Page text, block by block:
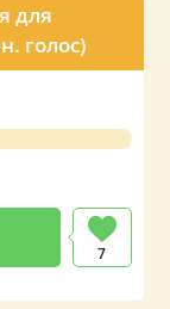
для
голос)
7